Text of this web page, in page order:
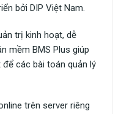
bởi DIP Việt Nam.
trị kinh hoạt, dễ
mềm BMS Plus giúp
các bài toán quản lý
trên server riêng